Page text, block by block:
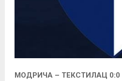
МОДРИЧА – ТЕКСТИЛАЦ 0:0